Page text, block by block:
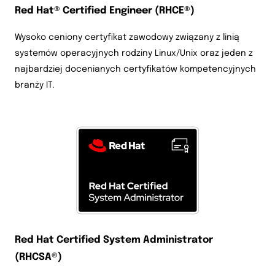
Red Hat® Certified Engineer (RHCE®)
Wysoko ceniony certyfikat zawodowy związany z linią
systemów operacyjnych rodziny Linux/Unix oraz jeden z
najbardziej docenianych certyfikatów kompetencyjnych
branży IT.
Red Hat Certified System Administrator
(RHCSA®)